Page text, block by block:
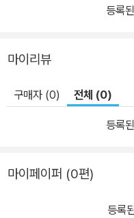
등록
마이리뷰
구매자 (0) 전체 (0)
등록
마이페이퍼 (0편)
등록